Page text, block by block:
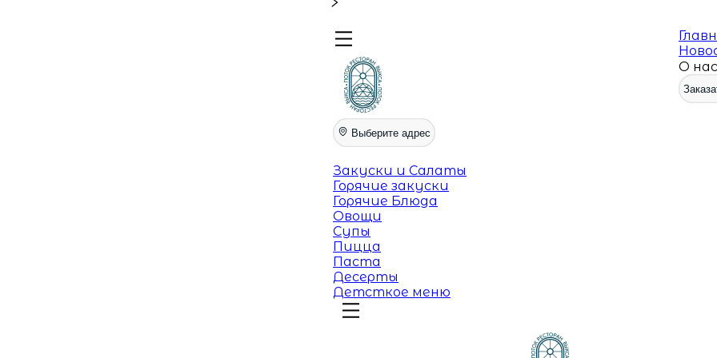
Выберите адрес
О нас
Закуски и Салаты
Горячие закуски
Горячие Блюда
Овощи
Супы
Пицца
Паста
Десерты
Детсткое меню